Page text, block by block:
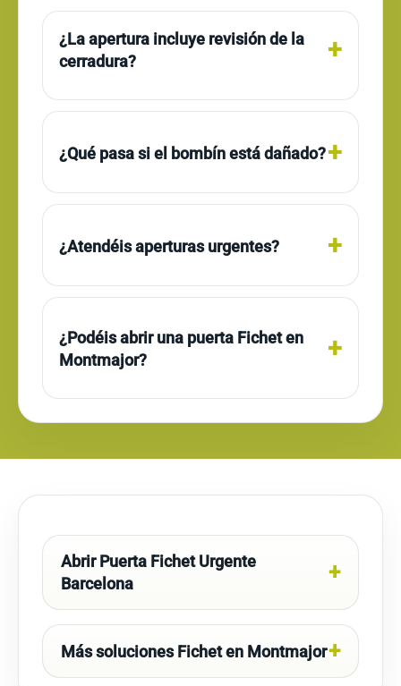
¿La apertura incluye revisión de la
cerradura?
¿Qué pasa si el bombín está dañado?
¿Atendéis aperturas urgentes?
¿Podéis abrir una puerta Fichet en
Montmajor?
Abrir Puerta Fichet Urgente
Barcelona
Más soluciones Fichet en Montmajor